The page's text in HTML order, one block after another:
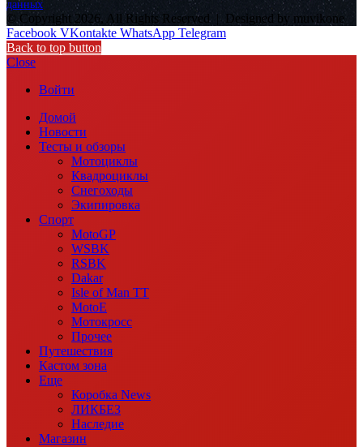
данных
© Copyright 2026, All Rights Reserved |
Designed by muvikone
Facebook VKontakte WhatsApp Telegram
Back to top button
Close
Войти
Домой
Новости
Тесты и обзоры
Мотоциклы
Квадроциклы
Снегоходы
Экипировка
Спорт
MotoGP
WSBK
RSBK
Dakar
Isle of Man TT
MotoE
Мотокросс
Прочее
Путешествия
Кастом зона
Еще
Коробка News
ЛИКБЕЗ
Наследие
Магазин